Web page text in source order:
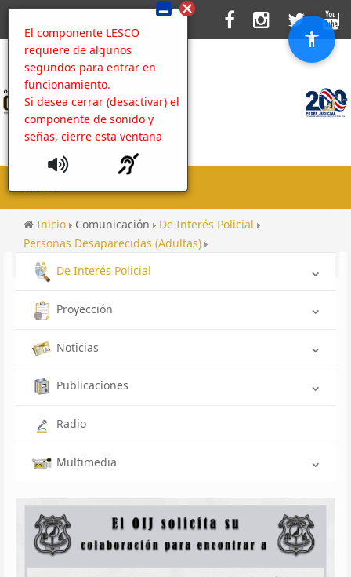
El componente LESCO
requiere de algunos
segundos para entrar en
funcionamiento.
Si desea cerrar (desactivar) el
componente de sonido y
señas, cierre esta ventana
MENU
Inicio Comunicación
De Interés Policial
Personas Desaparecidas (Adultas)
Persona Desaparecida OIJ San Ramón
De Interés Policial
Proyección
Noticias
Publicaciones
Radio
Multimedia